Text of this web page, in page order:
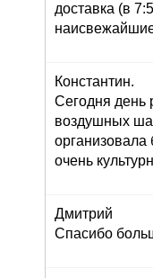
доставка (в
Константин.
Сегодня день
воздушных
организовала
очень
Дмитрий
Спасибо